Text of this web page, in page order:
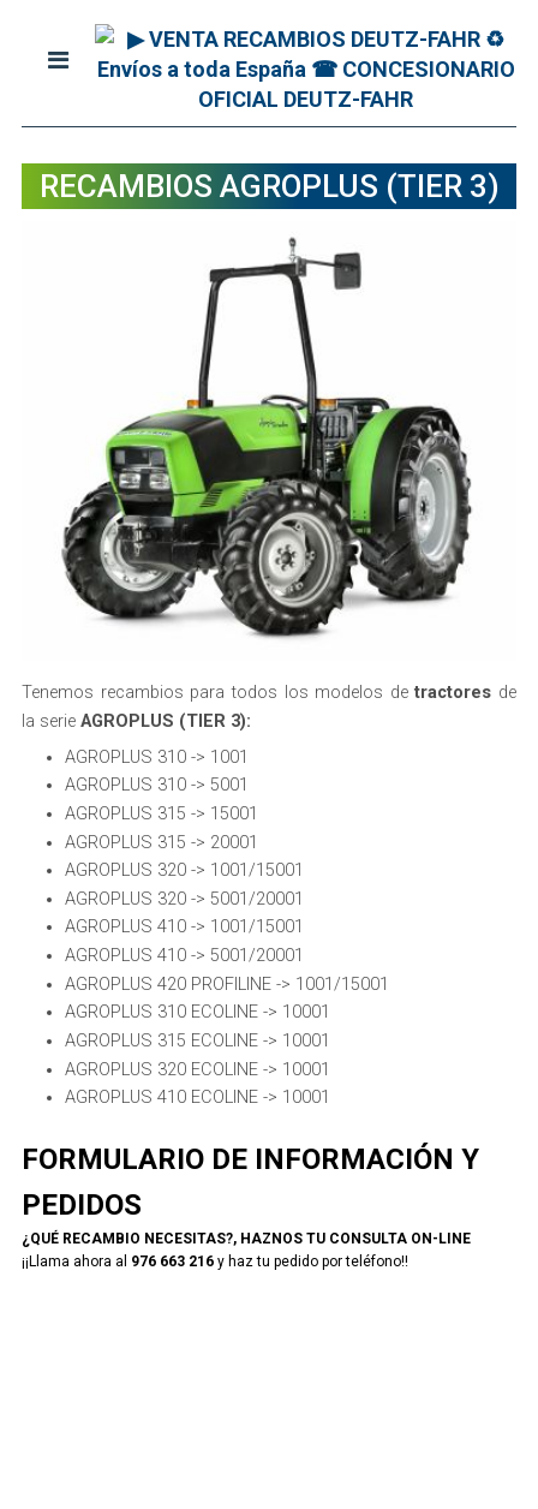
RECAMBIOS AGROPLUS (TIER 3)
Tenemos recambios para todos los modelos detractores de
la serie AGROPLUS (TIER 3):
AGROPLUS 310 -> 1001
AGROPLUS 310 -> 5001
AGROPLUS 315 -> 15001
AGROPLUS 315 -> 20001
AGROPLUS 320 -> 1001/15001
AGROPLUS 320 -> 5001/20001
AGROPLUS 410 -> 1001/15001
AGROPLUS 410 -> 5001/20001
AGROPLUS 420 PROFILINE -> 1001/15001
AGROPLUS 310 ECOLINE -> 10001
AGROPLUS 315 ECOLINE -> 10001
AGROPLUS 320 ECOLINE -> 10001
AGROPLUS 410 ECOLINE -> 10001
FORMULARIO DE INFORMACIÓN Y
PEDIDOS
¿QUÉ RECAMBIO NECESITAS?, HAZNOS TU CONSULTA ON-LINE
¡¡Llama ahora al 976 663 216y haz tu pedido por teléfono!!